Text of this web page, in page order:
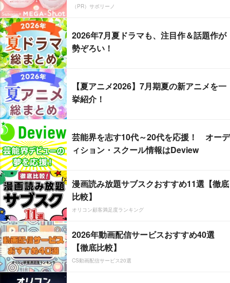
（PR）サボリーノ
2026年7月夏ドラマも、注目作＆話題作が
勢ぞろい！
【夏アニメ2026】7月期夏の新アニメを一
挙紹介！
芸能界を志す10代～20代を応援！ オーデ
ィション・スクール情報はDeview
漫画読み放題サブスクおすすめ11選【徹底
比較】
オリコン顧客満足度ランキング
2026年動画配信サービスおすすめ40選
【徹底比較】
CS動画配信サービス20選